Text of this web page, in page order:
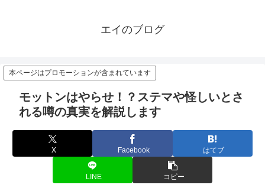
エイのブログ
本ページはプロモーションが含まれています
モットンはやらせ！？ステマや怪しいとさ
れる噂の真実を解説します
X Facebook はてブ
LINE コピー